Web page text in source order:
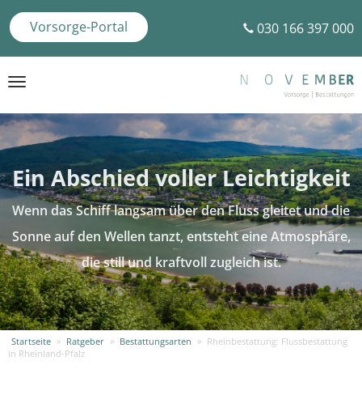
030 166 397 000
Vorsorge-Portal
Toggle
Ein Abschied voller Leichtigkeit
Wenn das Schiff langsam über den Fluss gleitet und die
Sonne auf den Wellen tanzt, entsteht eine Atmosphäre,
die still und kraftvoll zugleich ist.
Startseite » Ratgeber » Bestattungsarten » Rheinbestattung: Flussbestattung
in Rheinland-Pfalz